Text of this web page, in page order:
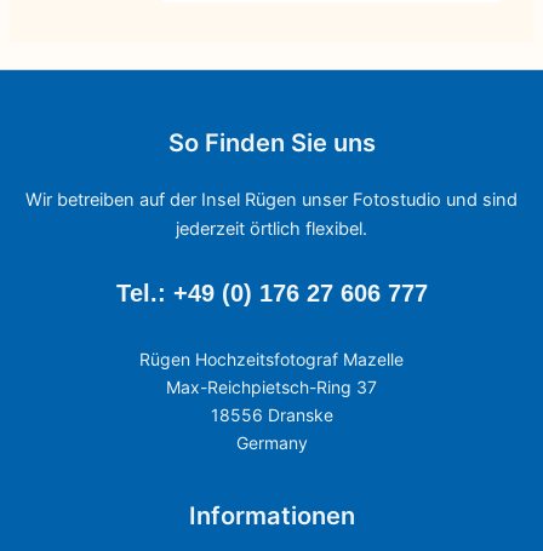
So Finden Sie uns
Wir betreiben auf der Insel Rügen unser Fotostudio und sind
jederzeit örtlich flexibel.
Tel.: +49 (0) 176 27 606 777
Rügen Hochzeitsfotograf Mazelle
Max-Reichpietsch-Ring 37
18556 Dranske
Germany
Informationen